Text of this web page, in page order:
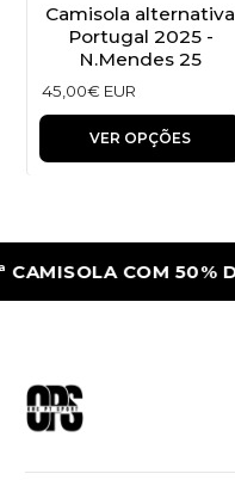
Camisola alternativa
Portugal 2025 -
N.Mendes 25
45,00€ EUR
VER OPÇÕES
COM 50%